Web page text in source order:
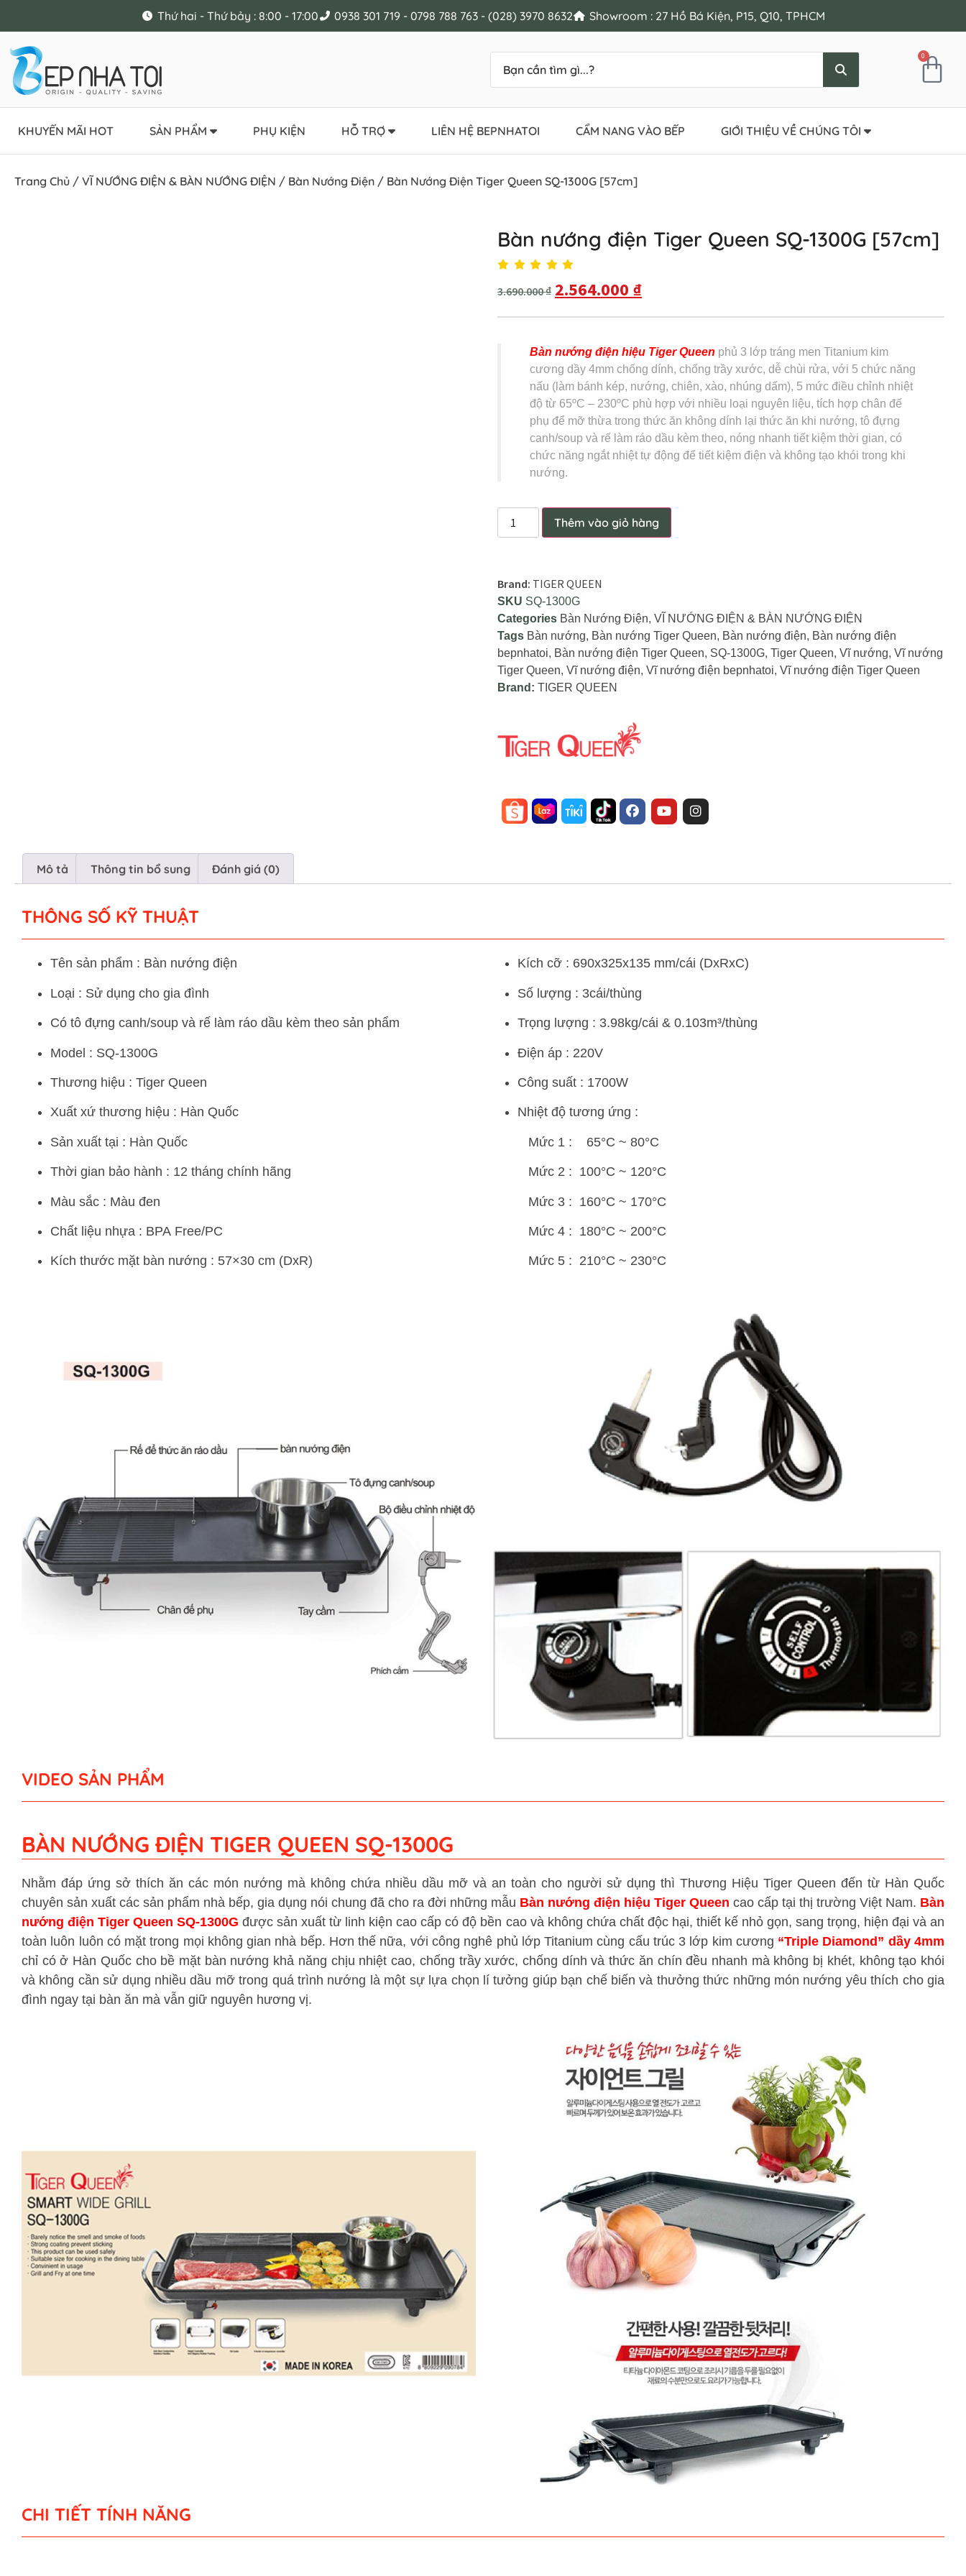
Thứ hai - Thứ bảy : 8:00 - 17:00 0938 301 719 - 0798 788 763 - (028) 3970 8632 Showroom : 27 Hồ Bá Kiện, P15, Q10, TPHCM
0
KHUYẾN MÃI HOT SẢN PHẨM PHỤ KIỆN HỖ TRỢ LIÊN HỆ BEPNHATOI CẨM NANG VÀO BẾP GIỚI THIỆU VỀ CHÚNG TÔI
Trang Chủ / VĨ NƯỚNG ĐIỆN & BÀN NƯỚNG ĐIỆN / Bàn Nướng Điện / Bàn Nướng Điện Tiger Queen SQ-1300G [57cm]
Bàn nướng điện Tiger Queen SQ-1300G [57cm]
3.690.000₫ 2.564.000 ₫
Bàn nướng điện hiệu Tiger Queen phủ 3 lớp tráng men Titanium kim
cương dầy 4mm chống dính, chống trầy xước, dễ chùi rửa, với 5 chức năng
nấu (làm bánh kép, nướng, chiên, xào, nhúng dấm), 5 mức điều chỉnh nhiệt
độ từ 65ºC – 230ºC phù hợp với nhiều loại nguyên liệu, tích hợp chân đế
phụ để mỡ thừa trong thức ăn không dính lại thức ăn khi nướng, tô đựng
canh/soup và rế làm ráo dầu kèm theo, nóng nhanh tiết kiệm thời gian, có
chức năng ngắt nhiệt tự động để tiết kiệm điện và không tạo khói trong khi
nướng.
Thêm vào giỏ hàng
Brand: TIGER QUEEN
SKU SQ-1300G
Categories Bàn Nướng Điện, VĨ NƯỚNG ĐIỆN & BÀN NƯỚNG ĐIỆN
Tags Bàn nướng, Bàn nướng Tiger Queen, Bàn nướng điện, Bàn nướng điện
bepnhatoi, Bàn nướng điện Tiger Queen, SQ-1300G, Tiger Queen, Vĩ nướng, Vĩ nướng
Tiger Queen, Vĩ nướng điện, Vĩ nướng điện bepnhatoi, Vĩ nướng điện Tiger Queen
Brand: TIGER QUEEN
Mô tả Thông tin bổ sung Đánh giá (0)
THÔNG SỐ KỸ THUẬT
Tên sản phẩm : Bàn nướng điện
Loại : Sử dụng cho gia đình
Có tô đựng canh/soup và rế làm ráo dầu kèm theo sản phẩm
Model : SQ-1300G
Thương hiệu : Tiger Queen
Xuất xứ thương hiệu : Hàn Quốc
Sản xuất tại : Hàn Quốc
Thời gian bảo hành : 12 tháng chính hãng
Màu sắc : Màu đen
Chất liệu nhựa : BPA Free/PC
Kích thước mặt bàn nướng : 57×30 cm (DxR)
Kích cỡ : 690x325x135 mm/cái (DxRxC)
Số lượng : 3cái/thùng
Trọng lượng : 3.98kg/cái & 0.103m³/thùng
Điện áp : 220V
Công suất : 1700W
Nhiệt độ tương ứng :
Mức 1 : 65°C ~ 80°C
Mức 2 : 100°C ~ 120°C
Mức 3 : 160°C ~ 170°C
Mức 4 : 180°C ~ 200°C
Mức 5 : 210°C ~ 230°C
VIDEO SẢN PHẨM
BÀN NƯỚNG ĐIỆN TIGER QUEEN SQ-1300G
Nhằm đáp ứng sở thích ăn các món nướng mà không chứa nhiều dầu mỡ và an toàn cho người sử dụng thì Thương Hiệu Tiger Queen đến từ Hàn Quốc
chuyên sản xuất các sản phẩm nhà bếp, gia dụng nói chung đã cho ra đời những mẫu Bàn nướng điện hiệu Tiger Queen cao cấp tại thị trường Việt Nam. Bàn
nướng điện Tiger Queen SQ-1300G được sản xuất từ linh kiện cao cấp có độ bền cao và không chứa chất độc hại, thiết kế nhỏ gọn, sang trọng, hiện đại và an
toàn luôn luôn có mặt trong mọi không gian nhà bếp. Hơn thế nữa, với công nghê phủ lớp Titanium cùng cấu trúc 3 lớp kim cương “Triple Diamond” dầy 4mm
chỉ có ở Hàn Quốc cho bề mặt bàn nướng khả năng chịu nhiệt cao, chống trầy xước, chống dính và thức ăn chín đều nhanh mà không bị khét, không tạo khói
và không cần sử dụng nhiều dầu mỡ trong quá trình nướng là một sự lựa chọn lí tưởng giúp bạn chế biến và thưởng thức những món nướng yêu thích cho gia
đình ngay tại bàn ăn mà vẫn giữ nguyên hương vị.
CHI TIẾT TÍNH NĂNG